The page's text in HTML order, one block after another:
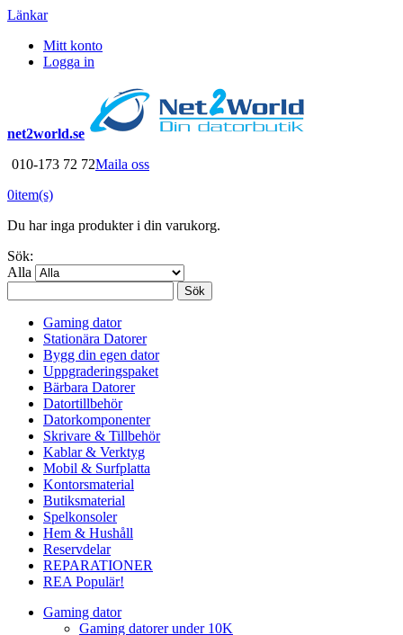
Länkar
Mitt konto
Logga in
net2world.se
010-173 72 72Maila oss
0item(s)
Du har inga produkter i din varukorg.
Sök:
Alla
Sök
Gaming dator
Stationära Datorer
Bygg din egen dator
Uppgraderingspaket
Bärbara Datorer
Datortillbehör
Datorkomponenter
Skrivare & Tillbehör
Kablar & Verktyg
Mobil & Surfplatta
Kontorsmaterial
Butiksmaterial
Spelkonsoler
Hem & Hushåll
Reservdelar
REPARATIONER
REA Populär!
Gaming dator
Gaming datorer under 10K